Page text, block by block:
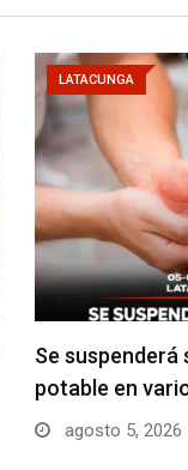
LATACUNGA
Se suspenderá
potable en
agosto 5, 2026